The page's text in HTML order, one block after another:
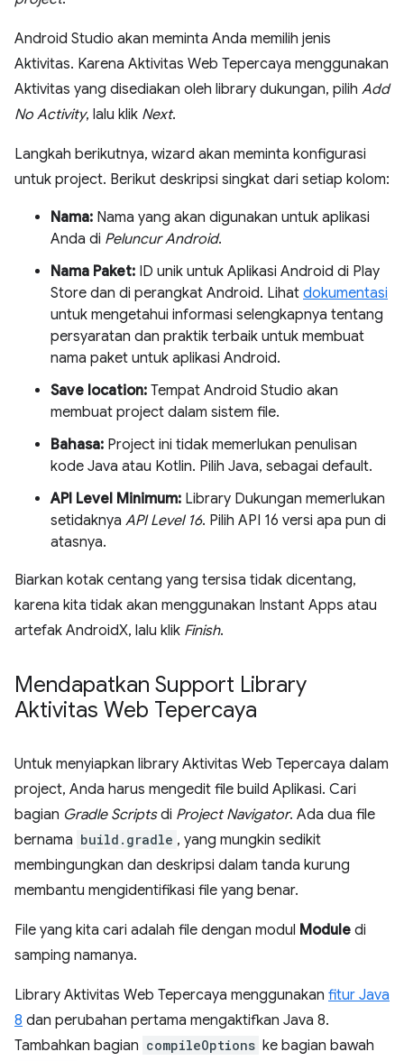
Android Studio akan meminta Anda memilih jenis
Aktivitas. Karena Aktivitas Web Tepercaya menggunakan
Aktivitas yang disediakan oleh library dukungan, pilih Add
No Activity, lalu klik Next.
Langkah berikutnya, wizard akan meminta konfigurasi
untuk project. Berikut deskripsi singkat dari setiap kolom:
Nama: Nama yang akan digunakan untuk aplikasi
Anda di Peluncur Android.
Nama Paket: ID unik untuk Aplikasi Android di Play
Store dan di perangkat Android. Lihat dokumentasi
untuk mengetahui informasi selengkapnya tentang
persyaratan dan praktik terbaik untuk membuat
nama paket untuk aplikasi Android.
Save location: Tempat Android Studio akan
membuat project dalam sistem file.
Bahasa: Project ini tidak memerlukan penulisan
kode Java atau Kotlin. Pilih Java, sebagai default.
API Level Minimum: Library Dukungan memerlukan
setidaknya API Level 16. Pilih API 16 versi apa pun di
atasnya.
Biarkan kotak centang yang tersisa tidak dicentang,
karena kita tidak akan menggunakan Instant Apps atau
artefak AndroidX, lalu klik Finish.
Mendapatkan Support Library
Aktivitas Web Tepercaya
Untuk menyiapkan library Aktivitas Web Tepercaya dalam
project, Anda harus mengedit file build Aplikasi. Cari
bagian Gradle Scriptsdi Project Navigator. Ada dua file
bernama build.gradle , yang mungkin sedikit
membingungkan dan deskripsi dalam tanda kurung
membantu mengidentifikasi file yang benar.
File yang kita cari adalah file dengan modul Module di
samping namanya.
Library Aktivitas Web Tepercaya menggunakan fitur Java
8 dan perubahan pertama mengaktifkan Java 8.
Tambahkan bagian compileOptions ke bagian bawah